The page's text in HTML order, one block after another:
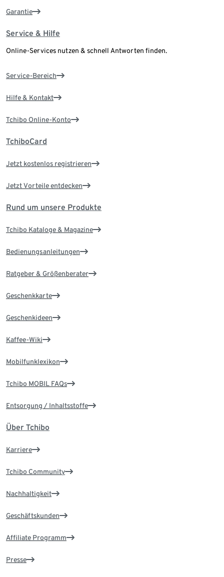
Garantie
Service & Hilfe
Online-Services nutzen & schnell Antworten finden.
Service-Bereich
Hilfe & Kontakt
Tchibo Online-Konto
TchiboCard
Jetzt kostenlos registrieren
Jetzt Vorteile entdecken
Rund um unsere Produkte
Tchibo Kataloge & Magazine
Bedienungsanleitungen
Ratgeber & Größenberater
Geschenkkarte
Geschenkideen
Kaffee-Wiki
Mobilfunklexikon
Tchibo MOBIL FAQs
Entsorgung / Inhaltsstoffe
Über Tchibo
Karriere
Tchibo Community
Nachhaltigkeit
Geschäftskunden
Affiliate Programm
Presse